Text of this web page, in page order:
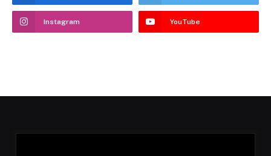
Instagram YouTube